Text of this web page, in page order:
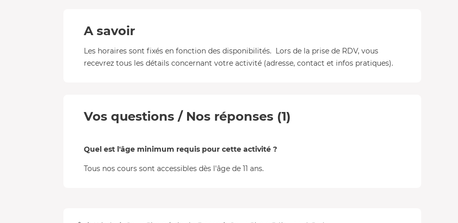
A savoir
Les horaires sont fixés en fonction des disponibilités. Lors de la prise de RDV, vous
recevrez tous les détails concernant votre activité (adresse, contact et infos pratiques).
Vos questions / Nos réponses (1)
Quel est l'âge minimum requis pour cette activité ?
Tous nos cours sont accessibles dès l'âge de 11 ans.